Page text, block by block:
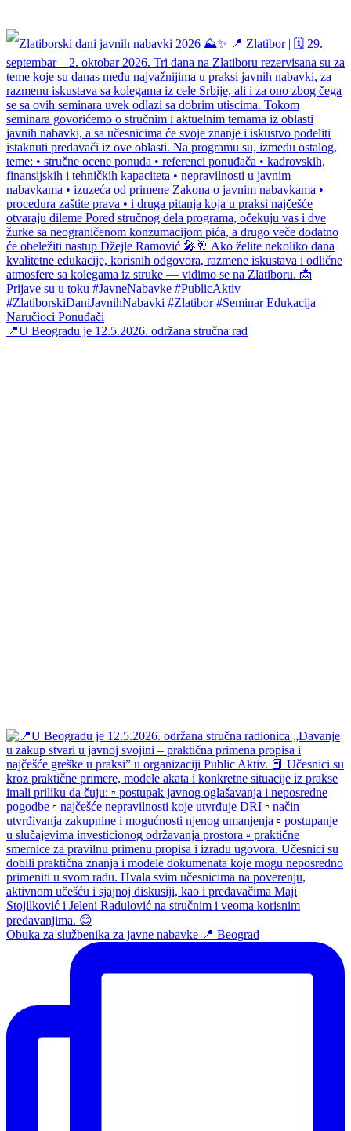
📍U Beogradu je 12.5.2026. održana stručna rad
Obuka za službenika za javne nabavke 📍 Beograd